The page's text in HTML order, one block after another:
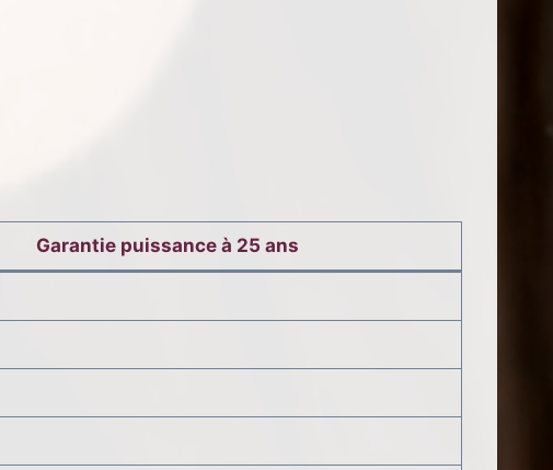
Garantie puissance à 25 ans